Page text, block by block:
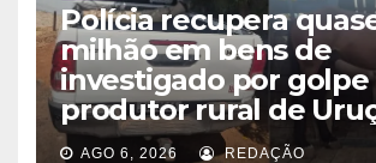
Polícia recupera
milhão em bens de
investigado por golpe
produtor rural de
AGO 6, 2026 REDAÇÃO